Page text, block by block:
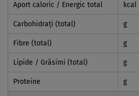
Aport caloric / Energic total kcal
Carbohidraţi (total) g
Fibre (total) g
Lipide / Grăsimi (total) g
Proteine g